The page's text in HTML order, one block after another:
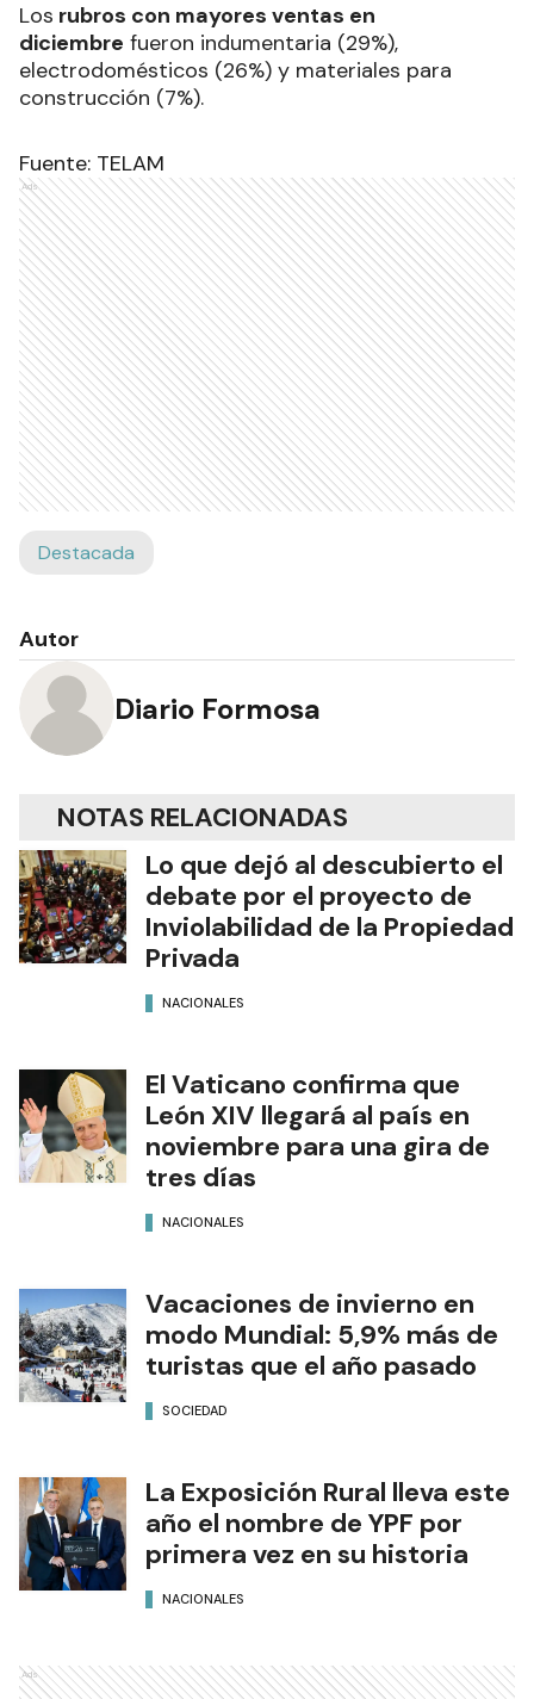
Los rubros con mayores ventas en
diciembre fueron indumentaria (29%),
electrodomésticos (26%) y materiales para
construcción (7%).
Fuente: TELAM
Ads
Destacada
Autor
Diario Formosa
NOTAS RELACIONADAS
Lo que dejó al descubierto el
debate por el proyecto de
Inviolabilidad de la Propiedad
Privada
NACIONALES
El Vaticano confirma que
León XIV llegará al país en
noviembre para una gira de
tres días
NACIONALES
Vacaciones de invierno en
modo Mundial: 5,9% más de
turistas que el año pasado
SOCIEDAD
La Exposición Rural lleva este
año el nombre de YPF por
primera vez en su historia
NACIONALES
Ads